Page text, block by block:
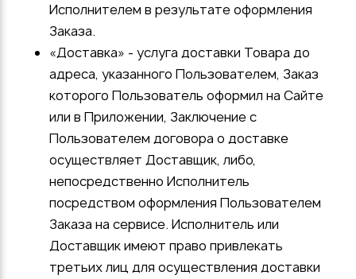
Исполнителем в результате оформления
Заказа.
«Доставка» - услуга доставки Товара до
адреса, указанного Пользователем, Заказ
которого Пользователь оформил на Сайте
или в Приложении, Заключение с
Пользователем договора о доставке
осуществляет Доставщик, либо,
непосредственно Исполнитель
посредством оформления Пользователем
Заказа на сервисе. Исполнитель или
Доставщик имеют право привлекать
третьих лиц для осуществления доставки